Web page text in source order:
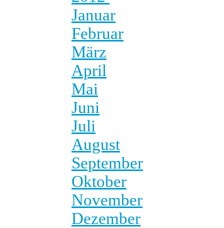
Januar
Februar
März
April
Mai
Juni
Juli
August
September
Oktober
November
Dezember